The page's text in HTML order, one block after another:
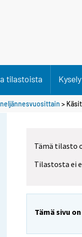
tilastoista
>
Tämä tilasto
Tilastosta ei
Tämä sivu